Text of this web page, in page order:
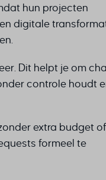
hun projecten
digitale
Dit helpt je om
controle houdt
extra budget
formeel te